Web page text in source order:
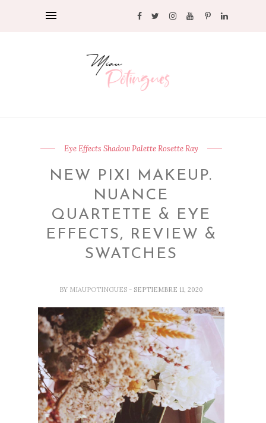
Eye Effects Shadow Palette Rosette Ray
NEW PIXI MAKEUP.
NUANCE
QUARTETTE & EYE
EFFECTS, REVIEW &
SWATCHES
BY MIAUPOTINGUES - SEPTIEMBRE 11, 2020